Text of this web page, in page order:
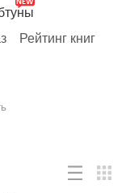
Рейтинг книг